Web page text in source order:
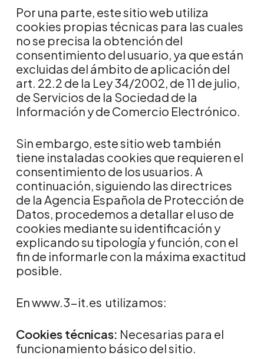
Por una parte, este sitio web utiliza
cookies propias técnicas para las cuales
no se precisa la obtención del
consentimiento del usuario, ya que están
excluidas del ámbito de aplicación del
art. 22.2 de la Ley 34/2002, de 11 de julio,
de Servicios de la Sociedad de la
Información y de Comercio Electrónico.
Sin embargo, este sitio web también
tiene instaladas cookies que requieren el
consentimiento de los usuarios. A
continuación, siguiendo las directrices
de la Agencia Española de Protección de
Datos, procedemos a detallar el uso de
cookies mediante su identificación y
explicando su tipología y función, con el
fin de informarle con la máxima exactitud
posible.
Enwww.3-it.es utilizamos:
Cookies técnicas: Necesarias para el
funcionamiento básico del sitio.